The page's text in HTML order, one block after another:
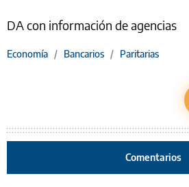
DA con información de agencias
Economía / Bancarios / Paritarias
Comentarios